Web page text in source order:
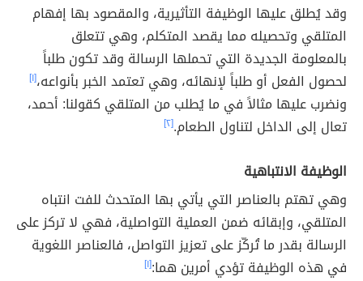
وقد يُطلق عليها الوظيفة التأثيرية، والمقصود بها إفهام
المتلقي وتحصيله مما يقصد المتكلم، وهي تتعلق
بالمعلومة الجديدة التي تحملها الرسالة وقد تكون طلباً
لحصول الفعل أو طلباً لإنهائه، وهي تعتمد الخبر بأنواعه،[١]
ونضرب عليها مثالاً في ما يُطلب من المتلقي كقولنا: أحمد،
تعال إلى الداخل لتناول الطعام.[٢]
الوظيفة الانتباهية
وهي تهتم بالعناصر التي يأتي بها المتحدث للفت انتباه
المتلقي، وإبقائه ضمن العملية التواصلية، فهي لا تركز على
الرسالة بقدر ما تُركّز على تعزيز التواصل، فالعناصر اللغوية
في هذه الوظيفة تؤدي أمرين هما:[١]